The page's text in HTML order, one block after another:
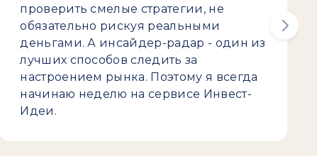
проверить смелые стратегии, не
обязательно рискуя реальными
деньгами. А инсайдер-радар - один из
лучших способов следить за
настроением рынка. Поэтому я всегда
начинаю неделю на сервисе Инвест-
Идеи.